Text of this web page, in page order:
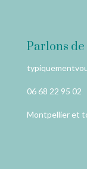
Parlons
06 68 22 95 02
Montpellier et